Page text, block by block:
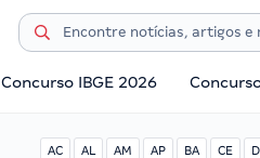
Concurso IBGE 2026
AC AL AM AP BA CE